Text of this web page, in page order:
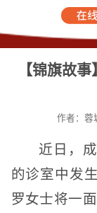
【锦旗故
作者：蓉
近日，
的诊室中发
罗女士将一